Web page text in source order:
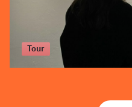
Tour